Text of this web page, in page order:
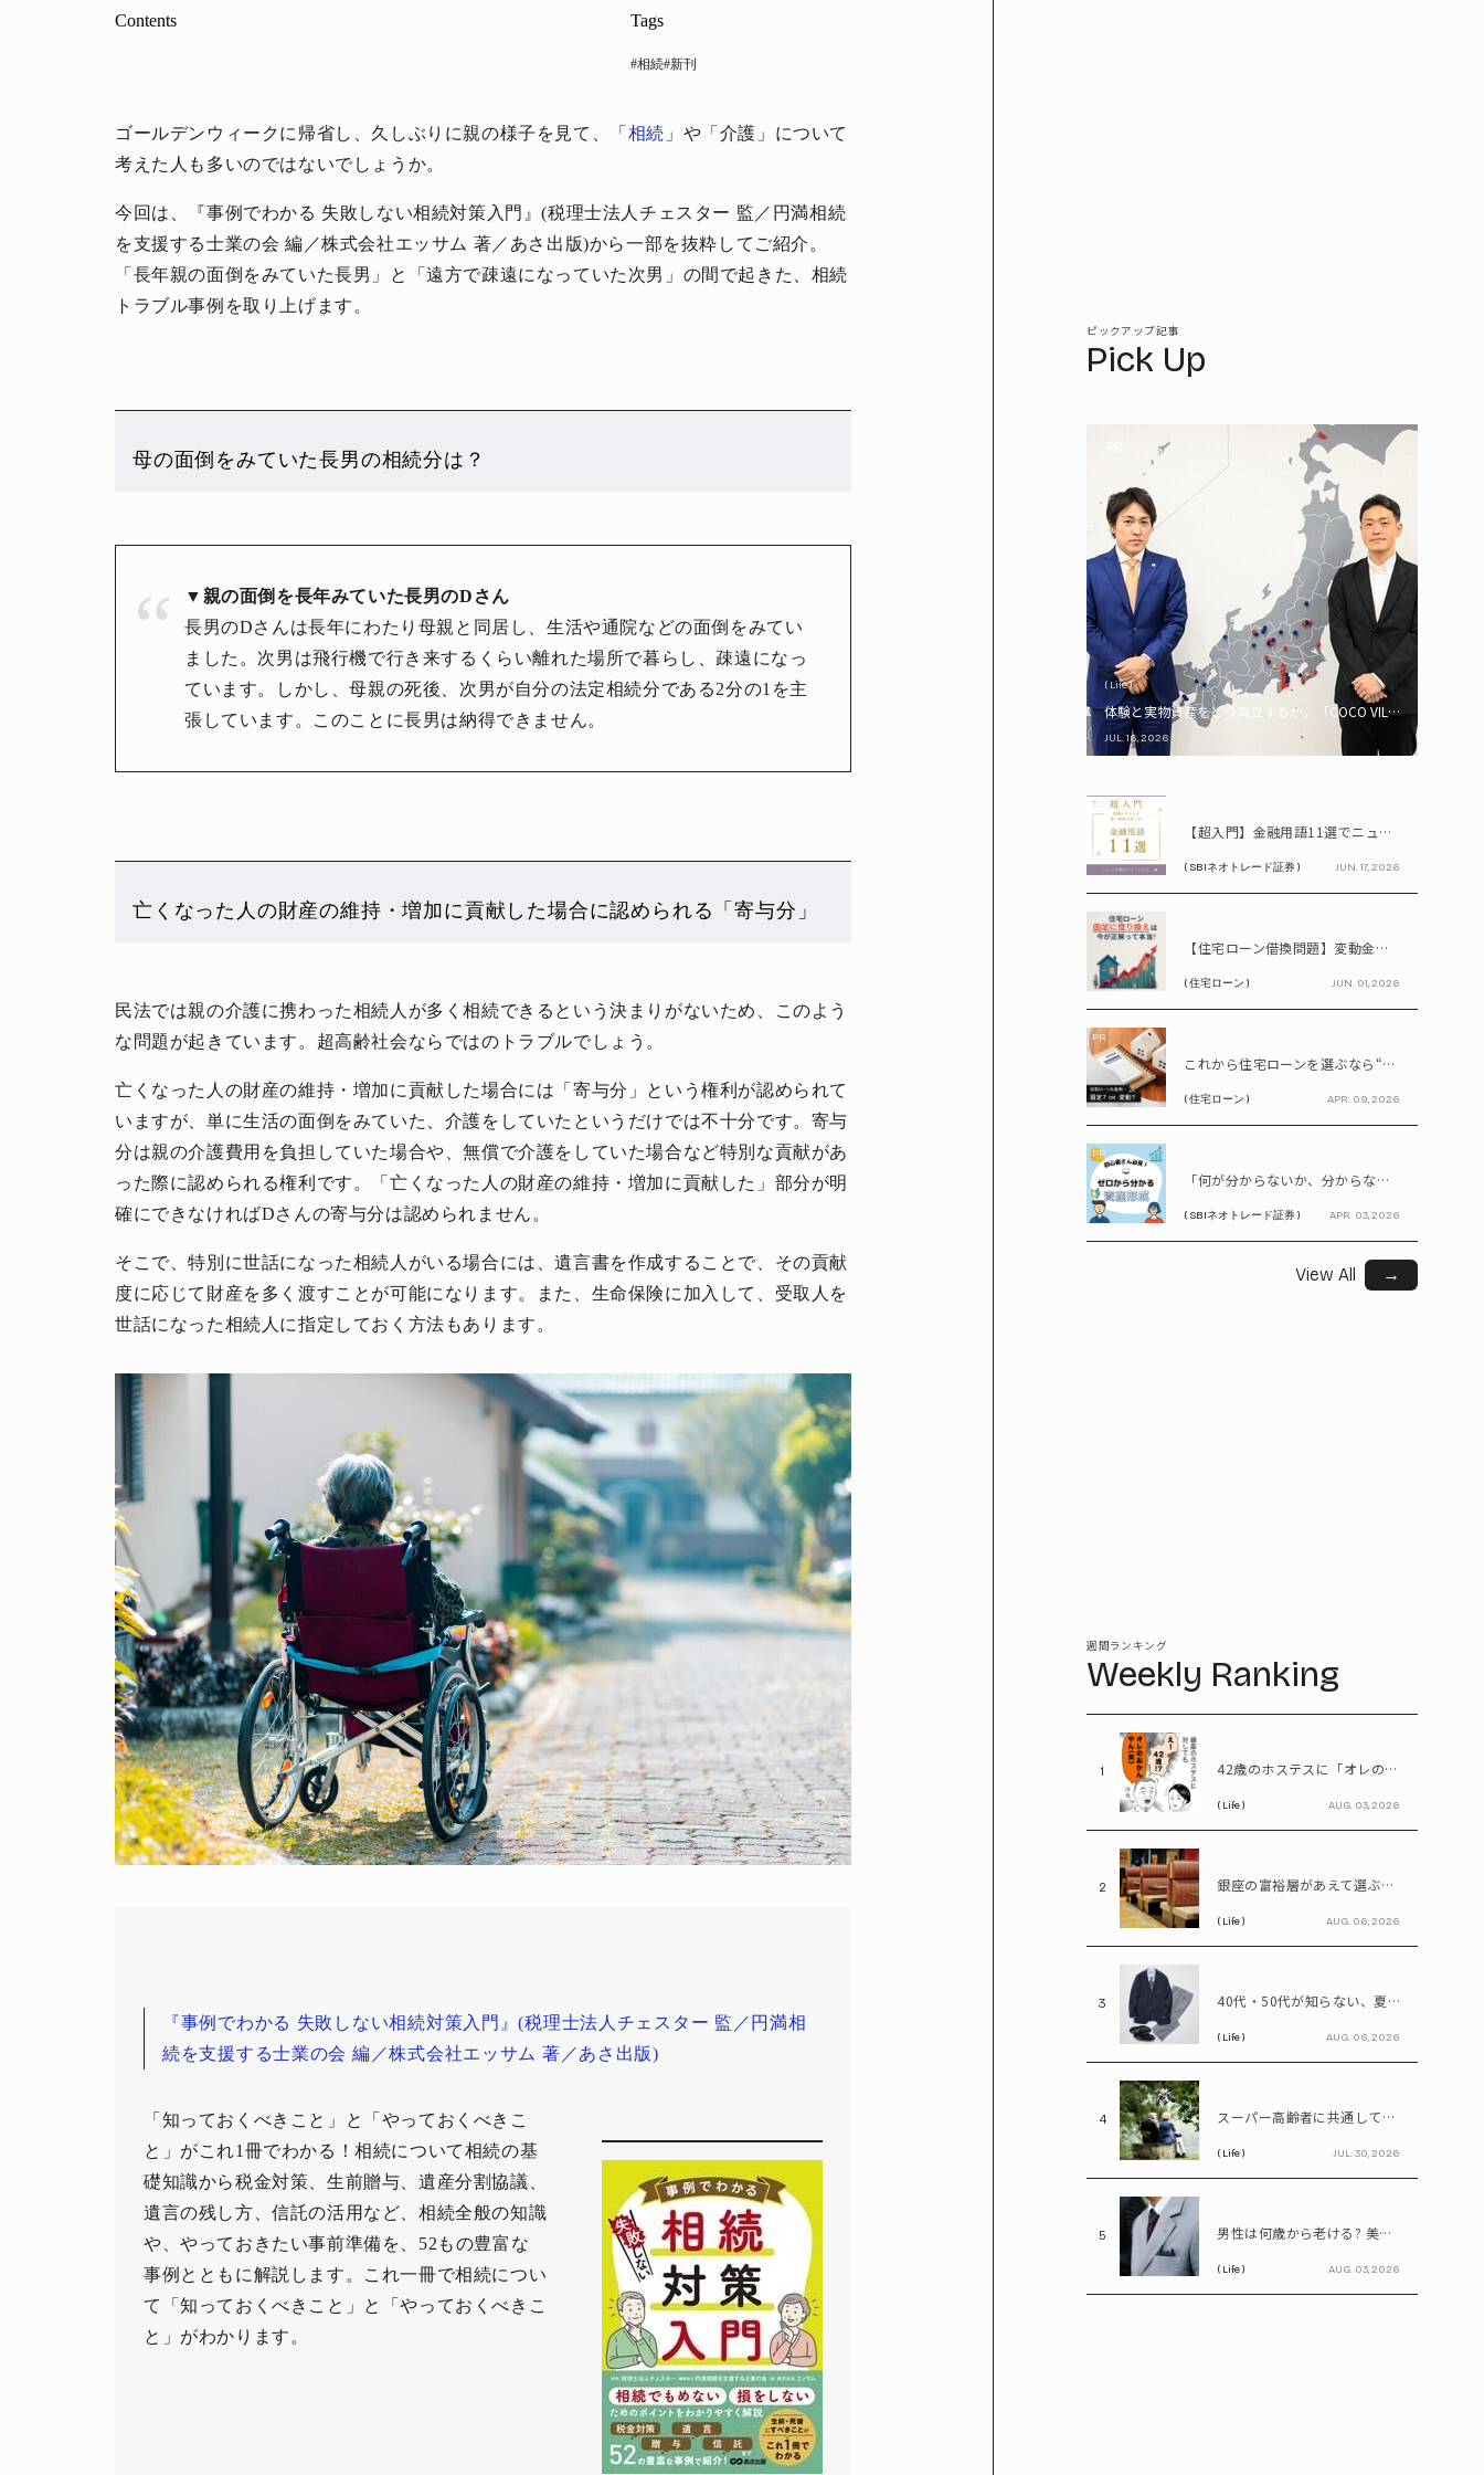
人生と暮らしを豊かに楽しむ上質な体験。
Contents Tags
#相続#新刊
ゴールデンウィークに帰省し、久しぶりに親の様子を見て、「 相続 」や「介護」について
考えた人も多いのではないでしょうか。
今回は、『事例でわかる 失敗しない相続対策入門』(税理士法人チェスター 監／円満相続
を支援する士業の会 編／株式会社エッサム 著／あさ出版)から一部を抜粋してご紹介。
「長年親の面倒をみていた長男」と「遠方で疎遠になっていた次男」の間で起きた、相続
トラブル事例を取り上げます。
母の面倒をみていた長男の相続分は？
▼親の面倒を長年みていた長男のDさん
長男のDさんは長年にわたり母親と同居し、生活や通院などの面倒をみてい
ました。次男は飛行機で行き来するくらい離れた場所で暮らし、疎遠になっ
ています。しかし、母親の死後、次男が自分の法定相続分である2分の1を主
張しています。このことに長男は納得できません。
亡くなった人の財産の維持・増加に貢献した場合に認められる「寄与分」
民法では親の介護に携わった相続人が多く相続できるという決まりがないため、このよう
な問題が起きています。超高齢社会ならではのトラブルでしょう。
亡くなった人の財産の維持・増加に貢献した場合には「寄与分」という権利が認められて
いますが、単に生活の面倒をみていた、介護をしていたというだけでは不十分です。寄与
分は親の介護費用を負担していた場合や、無償で介護をしていた場合など特別な貢献があ
った際に認められる権利です。「亡くなった人の財産の維持・増加に貢献した」部分が明
確にできなければDさんの寄与分は認められません。
そこで、特別に世話になった相続人がいる場合には、遺言書を作成することで、その貢献
度に応じて財産を多く渡すことが可能になります。また、生命保険に加入して、受取人を
世話になった相続人に指定しておく方法もあります。
『事例でわかる 失敗しない相続対策入門』(税理士法人チェスター 監／円満相
続を支援する士業の会 編／株式会社エッサム 著／あさ出版)
「知っておくべきこと」と「やっておくべきこ
と」がこれ1冊でわかる！相続について相続の基
礎知識から税金対策、生前贈与、遺産分割協議、
遺言の残し方、信託の活用など、相続全般の知識
や、やっておきたい事前準備を、52もの豊富な
事例とともに解説します。これ一冊で相続につい
て「知っておくべきこと」と「やっておくべきこ
と」がわかります。
ピックアップ記事
Pick Up
( Life )
体験と実物資産をどう両立するか。「COCO VILLA Owners」
JUL. 16, 2026
PR
【超入門】金融用語11選でニュースが読める！ 知識ゼロからの賢い資産の育て方
( SBIネオトレード証券 ) JUN. 17, 2026
PR
【住宅ローン借換問題】変動金利が上昇中!! 固定に借り換えるなら今が正解って本当? シミュレーションで比較してみよう
( 住宅ローン ) JUN. 01, 2026
PR
これから住宅ローンを選ぶなら“固定vs変動”どちらが正解? 9割が利用したいと答えた「いま決めなくてもいい」ローンとは!?
( 住宅ローン ) APR. 09, 2026
PR
「何が分からないか、分からない」から卒業！ SBIネオトレード証券で学ぶ、はじめての資産形成
( SBIネオトレード証券 ) APR. 03, 2026
View All →
週間ランキング
Weekly Ranking
1 42歳のホステスに「オレのおかんやん(笑)」と言ってしまう58歳
( Life ) AUG. 03, 2026
2 銀座の富裕層があえて選ぶ「飲食チェーン店」。高級レストランにはない“価値”とは
( Life ) AUG. 06, 2026
3 40代・50代が知らない、夏のビジネスファッション「残念な共通点」と改善ポイント
( Life ) AUG. 06, 2026
4 スーパー高齢者に共通していた「体の特徴」とは? 慶應大研究で判明した長寿の秘密
( Life ) JUL. 30, 2026
5 男性は何歳から老ける? 美容医療の医師が語る「老化の初期サイン」
( Life ) AUG. 03, 2026